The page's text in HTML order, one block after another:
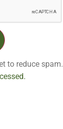
to reduce spam.